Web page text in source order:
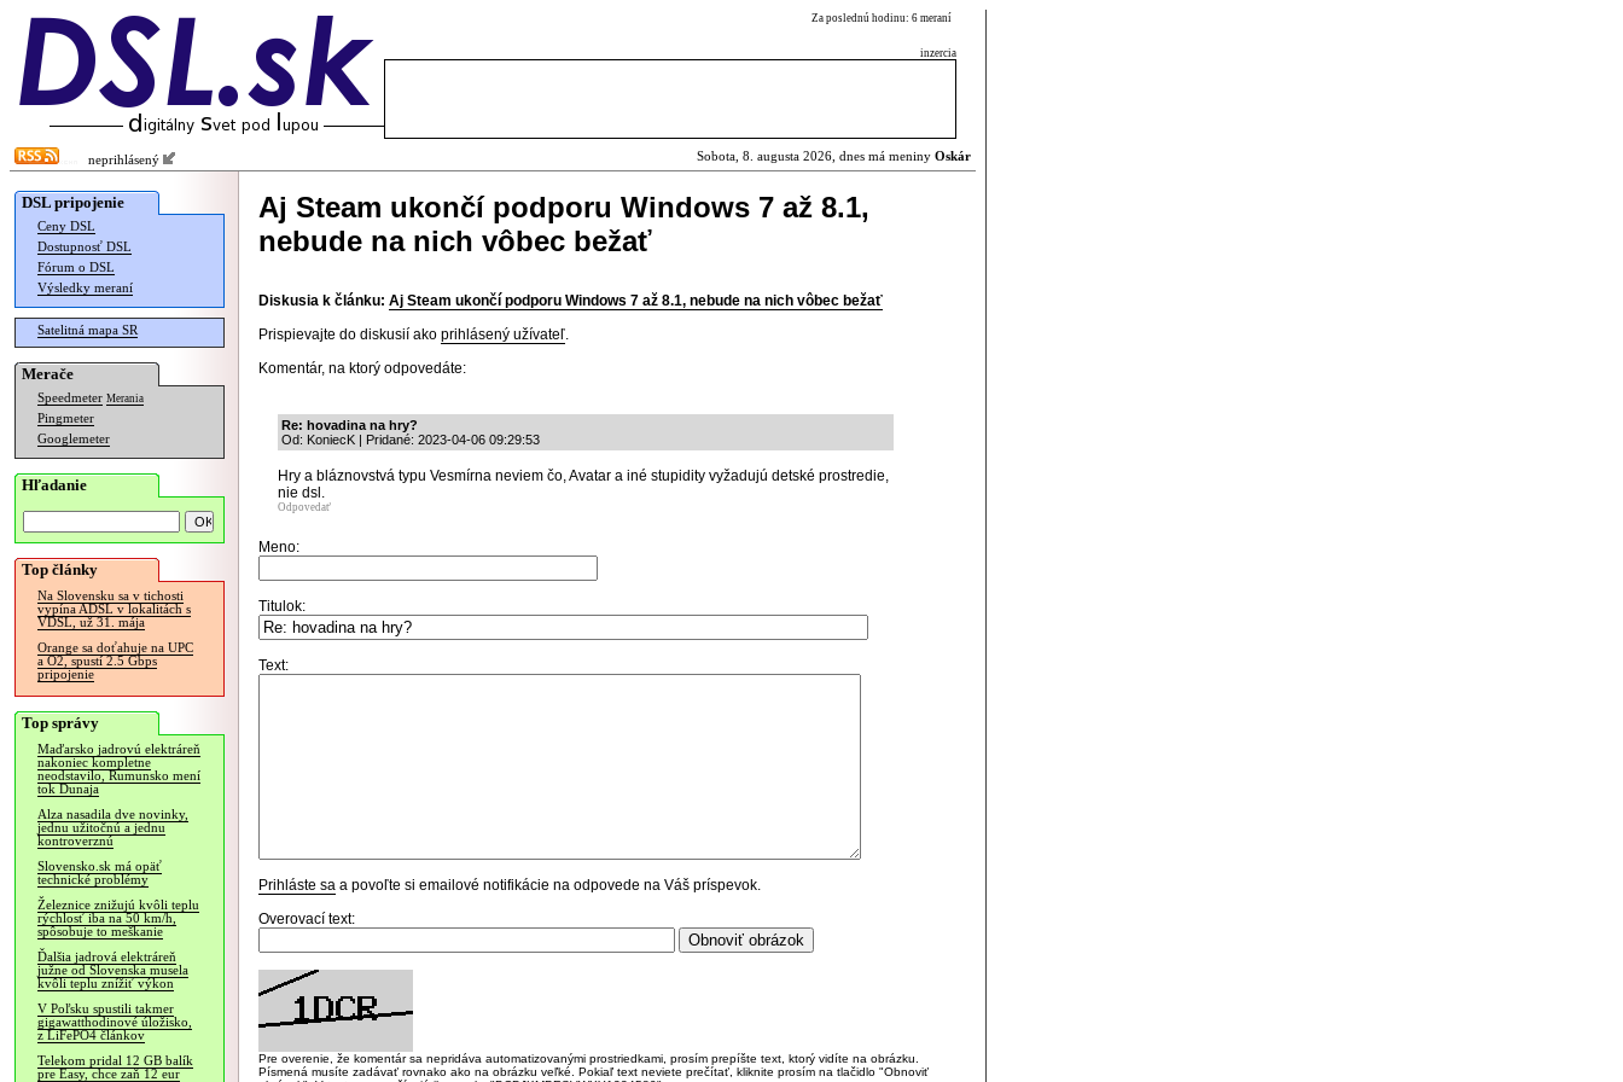
Za poslednú hodinu: 6 meraní
inzercia
neprihlásený Sobota, 8. augusta 2026, dnes má meniny Oskár
DSL pripojenie
Ceny DSL
Dostupnosť DSL
Fórum o DSL
Výsledky meraní
Satelitná mapa SR
Merače
Speedmeter Merania
Pingmeter
Googlemeter
Hľadanie
Top články
Na Slovensku sa v tichosti
vypína ADSL v lokalitách s
VDSL, už 31. mája
Orange sa doťahuje na UPC
a O2, spustí 2.5 Gbps
pripojenie
Top správy
Maďarsko jadrovú elektráreň
nakoniec kompletne
neodstavilo, Rumunsko mení
tok Dunaja
Alza nasadila dve novinky,
jednu užitočnú a jednu
kontroverznú
Slovensko.sk má opäť
technické problémy
Železnice znižujú kvôli teplu
rýchlosť iba na 50 km/h,
spôsobuje to meškanie
Ďalšia jadrová elektráreň
južne od Slovenska musela
kvôli teplu znížiť výkon
V Poľsku spustili takmer
gigawatthodinové úložisko,
z LiFePO4 článkov
Telekom pridal 12 GB balík
pre Easy, chce zaň 12 eur
Aj Steam ukončí podporu Windows 7 až 8.1,
nebude na nich vôbec bežať
Diskusia k článku: Aj Steam ukončí podporu Windows 7 až 8.1, nebude na nich vôbec bežať
Prispievajte do diskusií ako prihlásený užívateľ.
Komentár, na ktorý odpovedáte:
Re: hovadina na hry?
Od: KoniecK | Pridané: 2023-04-06 09:29:53
Hry a bláznovstvá typu Vesmírna neviem čo, Avatar a iné stupidity vyžadujú detské prostredie,
nie dsl.
Odpovedať
Meno:
Titulok:
Text:
Prihláste sa a povoľte si emailové notifikácie na odpovede na Váš príspevok.
Overovací text:
Pre overenie, že komentár sa nepridáva automatizovanými prostriedkami, prosím prepíšte text, ktorý vidíte na obrázku.
Písmená musíte zadávať rovnako ako na obrázku veľké. Pokiaľ text neviete prečítať, kliknite prosím na tlačidlo "Obnoviť